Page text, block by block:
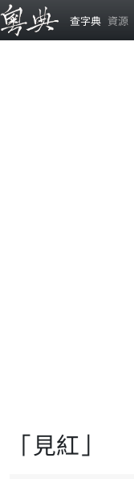
查字典 資源
「見紅」